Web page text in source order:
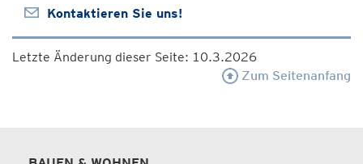
Kontaktieren Sie uns!
Letzte Änderung dieser Seite: 10.3.2026
Zum Seitenanfang